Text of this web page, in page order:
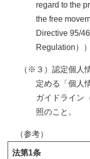
regard to the
the free
Directive 95/
Regulation）
）
（※３）認定個人
定める「個人
ガイドライン
照のこと。
（参考）
法第1条